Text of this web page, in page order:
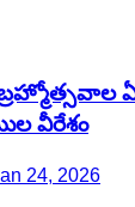
బ్రహ్మోత్సవాల
వీరేశం
24, 2026